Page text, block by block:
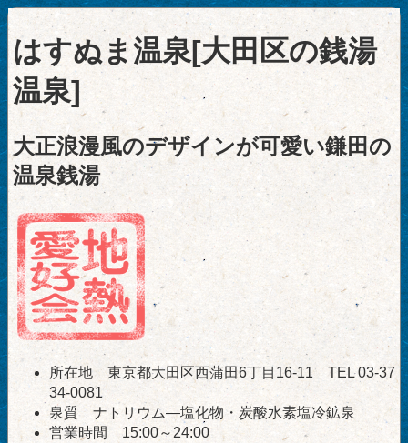
はすぬま温泉[大田区の銭湯
温泉]
大正浪漫風のデザインが可愛い鎌田の
温泉銭湯
所在地 東京都大田区西蒲田6丁目16-11 TEL 03-37
34-0081
泉質 ナトリウム―塩化物・炭酸水素塩冷鉱泉
営業時間 15:00～24:00